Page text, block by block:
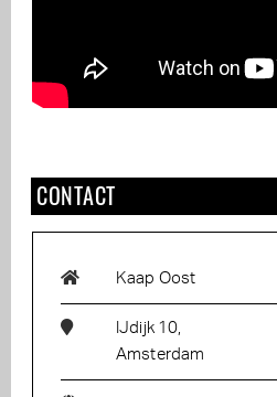
CONTACT
Kaap Oost
IJdijk 10,
Amsterdam